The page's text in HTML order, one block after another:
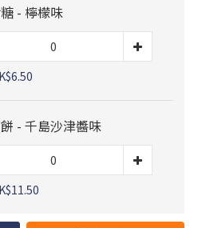
- 檸檬味
- 千島沙津醬味